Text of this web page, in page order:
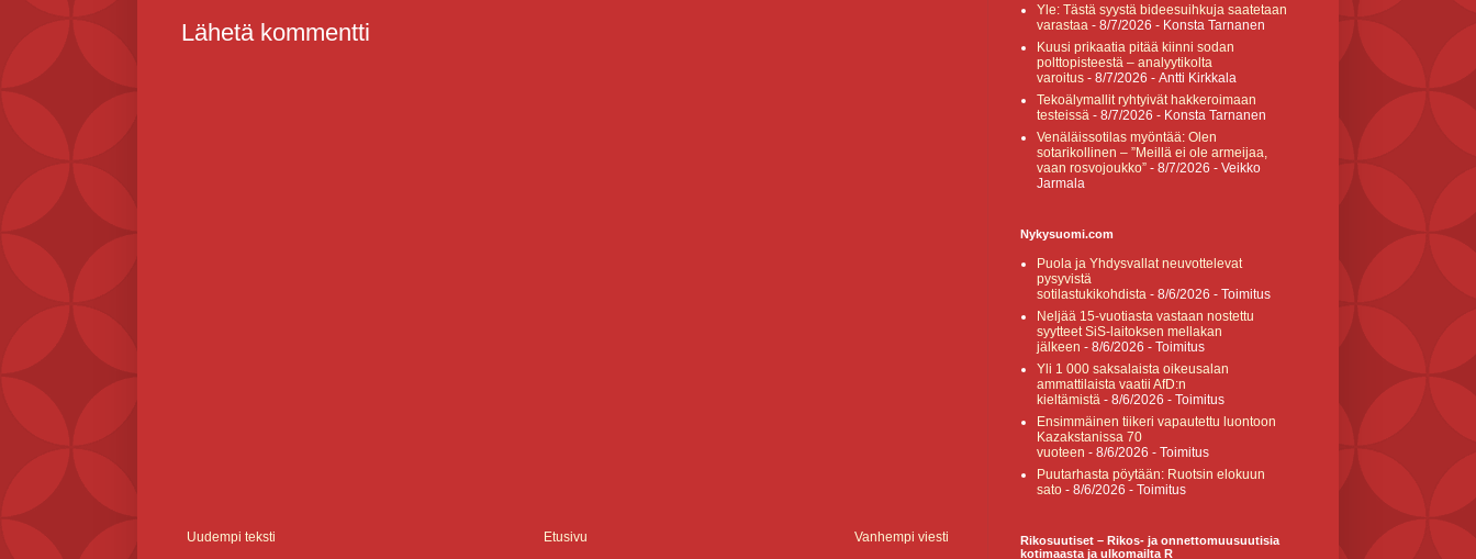
Lähetä kommentti
Uudempi teksti Vanhempi viesti
Etusivu
Yle: Tästä syystä bideesuihkuja saatetaan
varastaa - 8/7/2026 - Konsta Tarnanen
Kuusi prikaatia pitää kiinni sodan
polttopisteestä – analyytikolta
varoitus - 8/7/2026 - Antti Kirkkala
Tekoälymallit ryhtyivät hakkeroimaan
testeissä - 8/7/2026 - Konsta Tarnanen
Venäläissotilas myöntää: Olen
sotarikollinen – ”Meillä ei ole armeijaa,
vaan rosvojoukko” - 8/7/2026 - Veikko
Jarmala
Nykysuomi.com
Puola ja Yhdysvallat neuvottelevat
pysyvistä
sotilastukikohdista - 8/6/2026 - Toimitus
Neljää 15-vuotiasta vastaan nostettu
syytteet SiS-laitoksen mellakan
jälkeen - 8/6/2026 - Toimitus
Yli 1 000 saksalaista oikeusalan
ammattilaista vaatii AfD:n
kieltämistä - 8/6/2026 - Toimitus
Ensimmäinen tiikeri vapautettu luontoon
Kazakstanissa 70
vuoteen - 8/6/2026 - Toimitus
Puutarhasta pöytään: Ruotsin elokuun
sato - 8/6/2026 - Toimitus
Rikosuutiset – Rikos- ja onnettomuusuutisia
kotimaasta ja ulkomailta R